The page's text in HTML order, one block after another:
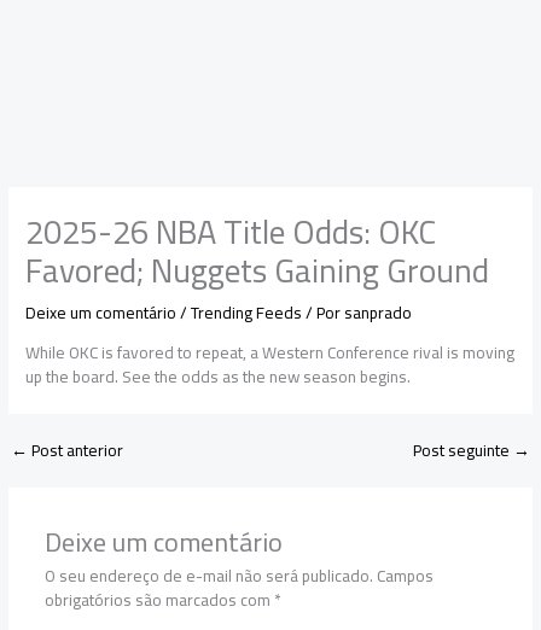
2025-26 NBA Title Odds: OKC
Favored; Nuggets Gaining Ground
Deixe um comentário/Trending Feeds/ Porsanprado
While OKC is favored to repeat, a Western Conference rival is moving
up the board. See the odds as the new season begins.
←Post anterior Post seguinte →
Deixe um comentário
O seu endereço de e-mail não será publicado.Campos
obrigatórios são marcados com*